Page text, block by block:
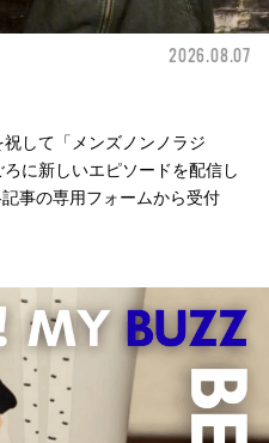
2026.08.07
して「メンズノンノラジ
に新しいエピソードを配信し
事の専用フォームから受付